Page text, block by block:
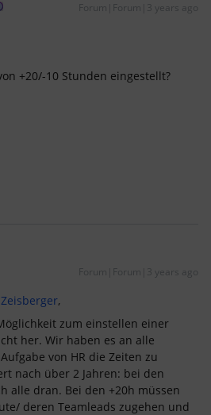
Forum|Forum|3 years ago
+20/-10 Stunden eingestellt?
Forum|Forum|3 years ago
,
zum einstellen einer
her. Wir haben es an alle
von HR die Zeiten zu
nach über 2 Jahren: bei den
alle dran. Bei den +20h müssen
deren Teamleads zugehen und